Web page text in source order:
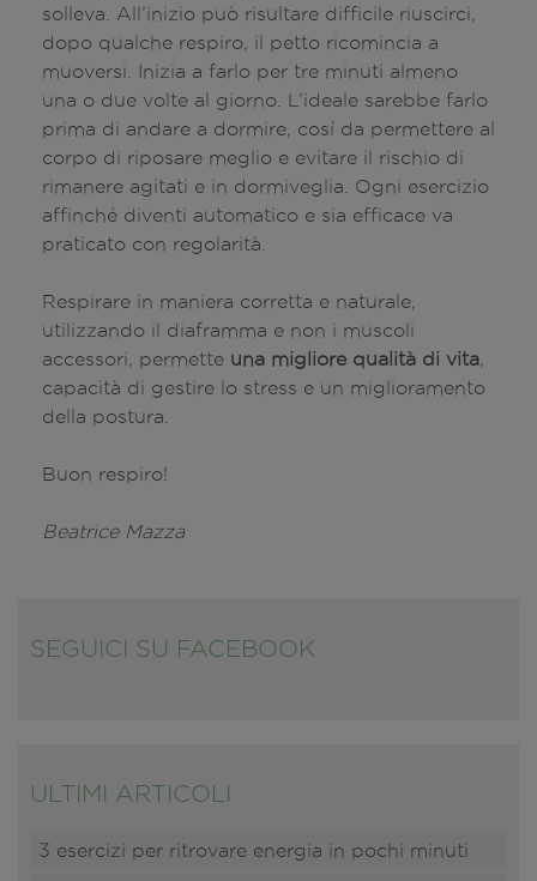
solleva. All’inizio può risultare difficile riuscirci,
dopo qualche respiro, il petto ricomincia a
muoversi. Inizia a farlo per tre minuti almeno
una o due volte al giorno. L’ideale sarebbe farlo
prima di andare a dormire, così da permettere al
corpo di riposare meglio e evitare il rischio di
rimanere agitati e in dormiveglia. Ogni esercizio
affinché diventi automatico e sia efficace va
praticato con regolarità.
Respirare in maniera corretta e naturale,
utilizzando il diaframma e non i muscoli
accessori, permette una migliore qualità di vita
capacità di gestire lo stress e un miglioramento
della postura.
Buon respiro!
Beatrice Mazza
SEGUICI SU FACEBOOK
ULTIMI ARTICOLI
3 esercizi per ritrovare energia in pochi minuti